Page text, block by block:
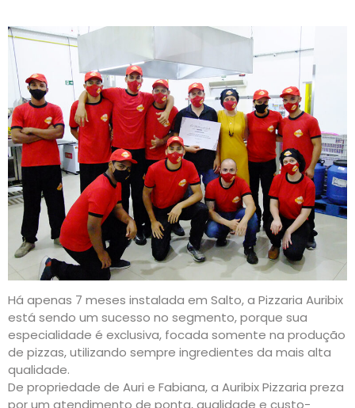
Há apenas 7 meses instalada em Salto, a Pizzaria Auribix
está sendo um sucesso no segmento, porque sua
especialidade é exclusiva, focada somente na produção
de pizzas, utilizando sempre ingredientes da mais alta
qualidade.
De propriedade de Auri e Fabiana, a Auribix Pizzaria preza